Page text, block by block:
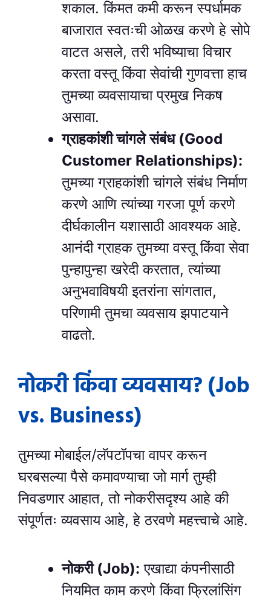
शकाल. किंमत कमी करून स्पर्धामक
बाजारात स्वतःची ओळख करणे हे सोपे
वाटत असले, तरी भविष्याचा विचार
करता वस्तू किंवा सेवांची गुणवत्ता हाच
तुमच्या व्यवसायाचा प्रमुख निकष
असावा.
ग्राहकांशी चांगले संबंध (Good
Customer Relationships):
तुमच्या ग्राहकांशी चांगले संबंध निर्माण
करणे आणि त्यांच्या गरजा पूर्ण करणे
दीर्घकालीन यशासाठी आवश्यक आहे.
आनंदी ग्राहक तुमच्या वस्तू किंवा सेवा
पुन्हापुन्हा खरेदी करतात, त्यांच्या
अनुभवाविषयी इतरांना सांगतात,
परिणामी तुमचा व्यवसाय झपाटयाने
वाढतो.
नोकरी किंवा व्यवसाय? (Job
vs. Business)
तुमच्या मोबाईल/लॅपटॉपचा वापर करून
घरबसल्या पैसे कमावण्याचा जो मार्ग तुम्ही
निवडणार आहात, तो नोकरीसदृश्य आहे की
संपूर्णतः व्यवसाय आहे, हे ठरवणे महत्त्वाचे आहे.
नोकरी (Job): एखाद्या कंपनीसाठी
नियमित काम करणे किंवा फ्रिलांसिंग